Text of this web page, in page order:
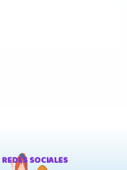
REDES SOCIALES